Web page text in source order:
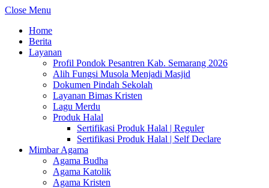
Close Menu
Home
Berita
Layanan
Profil Pondok Pesantren Kab. Semarang 2026
Alih Fungsi Musola Menjadi Masjid
Dokumen Pindah Sekolah
Layanan Bimas Kristen
Lagu Merdu
Produk Halal
Sertifikasi Produk Halal | Reguler
Sertifikasi Produk Halal | Self Declare
Mimbar Agama
Agama Budha
Agama Katolik
Agama Kristen